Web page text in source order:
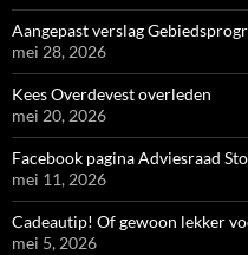
Aangepast verslag
mei 28, 2026
Kees Overdevest overleden
mei 20, 2026
Facebook pagina Adviesraad
mei 11, 2026
Cadeautip! Of gewoon lekker
mei 5, 2026